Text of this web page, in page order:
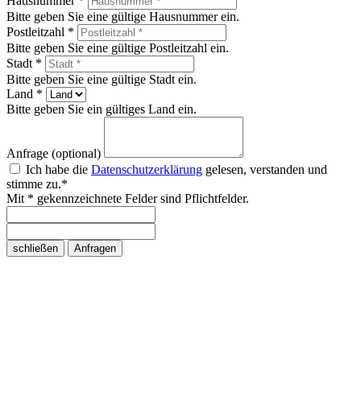
Bitte geben Sie eine gültige Hausnummer ein.
Postleitzahl *
Bitte geben Sie eine gültige Postleitzahl ein.
Stadt *
Bitte geben Sie eine gültige Stadt ein.
Land *
Bitte geben Sie ein gültiges Land ein.
Anfrage (optional)
Ich habe die Datenschutzerklärung gelesen, verstanden und
stimme zu.*
Mit * gekennzeichnete Felder sind Pflichtfelder.
schließen Anfragen